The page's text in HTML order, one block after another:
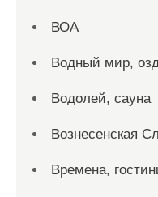
ВОА
Водный мир,
Водолей, сауна
Вознесенская
Времена,